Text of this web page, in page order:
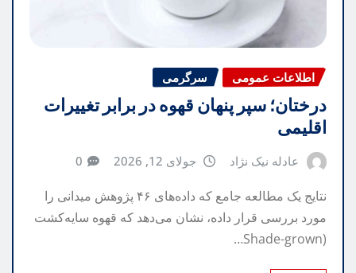
اطلاعات عمومی سرگرمی
درختان؛ سپر پنهان قهوه در برابر تغییرات
اقلیمی
عادله نیک نژاد جولای 12, 2026 0
نتایج یک مطالعه جامع که داده‌های ۴۶ پژوهش میدانی را
مورد بررسی قرار داده، نشان می‌دهد که قهوه سایه‌کشت
(Shade-grown…